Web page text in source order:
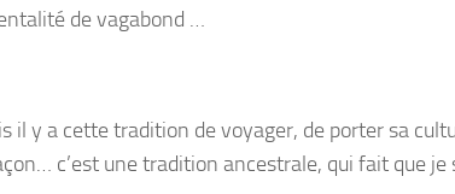
de vagabond …
il y a cette tradition de voyager, de porter sa
c’est une tradition ancestrale, qui fait que je